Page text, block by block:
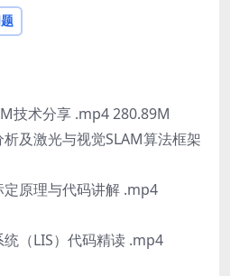
技术分享 .mp4 280.89M
及激光与视觉SLAM算法框架
原理与代码讲解 .mp4
（LIS）代码精读 .mp4